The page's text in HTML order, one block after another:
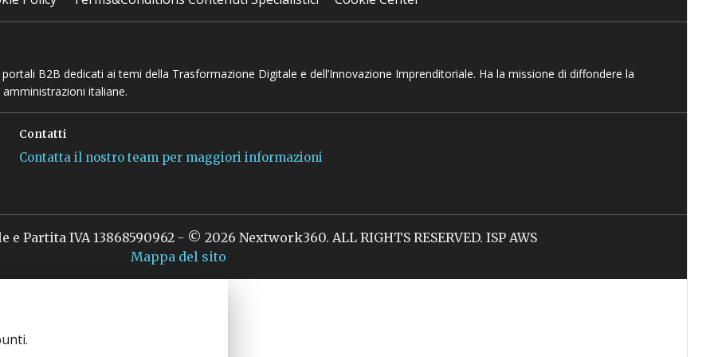
B2B dedicati ai temi della Trasformazione Digitale e dell’Innovazione Imprenditoriale. Ha la missione di diffondere la
italiane.
Contatti
Contatta il nostro team per maggiori informazioni
Partita IVA 13868590962 - © 2026 Nextwork360. ALL RIGHTS RESERVED. ISP AWS
Mappa del sito